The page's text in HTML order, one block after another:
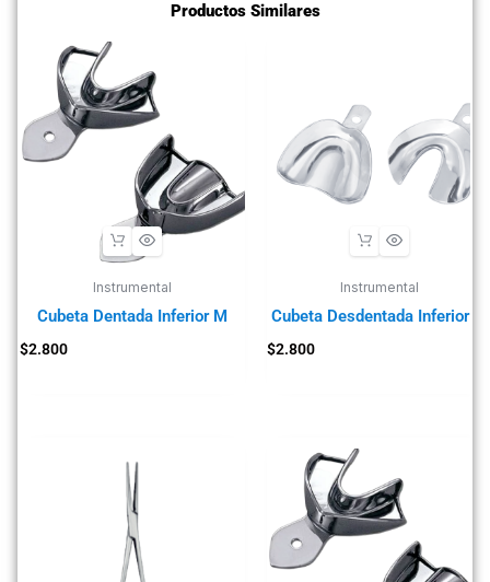
Productos Similares
Instrumental
Cubeta Dentada Inferior M
$2.800
Instrumental
Cubeta Desdentada Inferior M
$2.800